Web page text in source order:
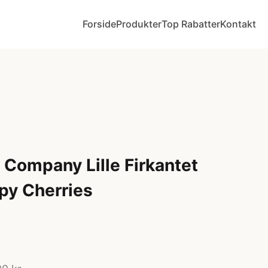
ForsideProdukterTop RabatterKontakt
Lille Firkantet
Cherries